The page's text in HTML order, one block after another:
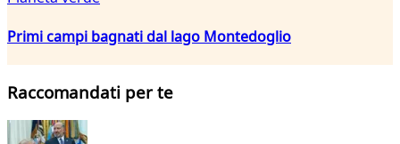
Primi campi bagnati dal lago Montedoglio
Raccomandati per te